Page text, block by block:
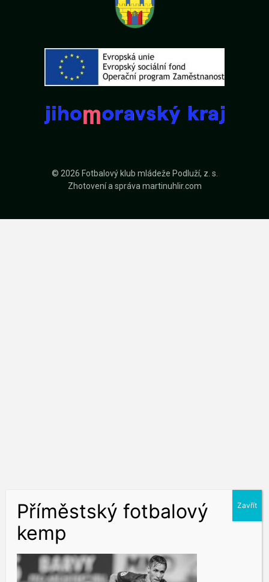
© 2026 Fotbalový klub mládeže Podluží, z. s.
Zhotovení a správamartinuhlir.com